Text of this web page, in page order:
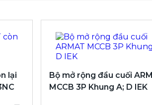
lại
Bộ mở rộng đầu cuối
MCCB 3P Khung A; D IEK